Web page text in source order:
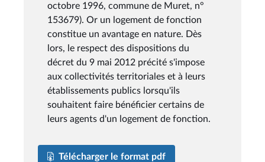
octobre 1996, commune de Muret, n°
153679). Or un logement de fonction
constitue un avantage en nature. Dès
lors, le respect des dispositions du
décret du 9 mai 2012 précité s'impose
aux collectivités territoriales et à leurs
établissements publics lorsqu'ils
souhaitent faire bénéficier certains de
leurs agents d'un logement de fonction.
Télécharger le format pdf